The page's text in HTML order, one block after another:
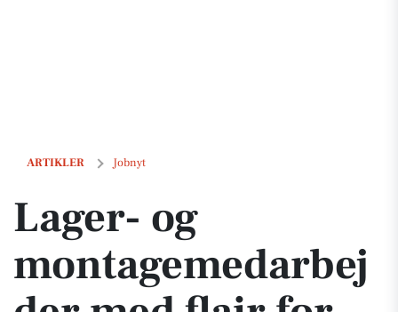
ARTIKLER Jobnyt
Lager- og montagemedarbejder med flair for mekanik og elektronik
Lager- og
montagemedarbej